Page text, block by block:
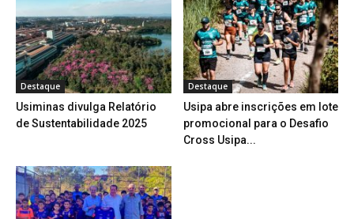
Destaque
Usiminas divulga Relatório
de Sustentabilidade 2025
Destaque
Usipa abre inscrições em lote
promocional para o Desafio
Cross Usipa...